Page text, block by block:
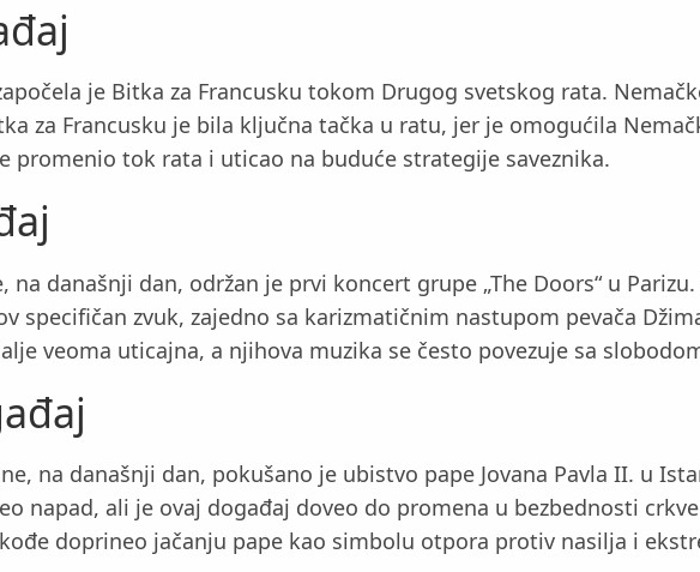
je Bitka za Francusku tokom Drugog svetskog rata.
za Francusku je bila ključna tačka u ratu, jer je omogućila
promenio tok rata i uticao na buduće strategije saveznika.
na današnji dan, održan je prvi koncert grupe „The Doors“ u
specifičan zvuk, zajedno sa karizmatičnim nastupom pevača
veoma uticajna, a njihova muzika se često povezuje sa
na današnji dan, pokušano je ubistvo pape Jovana Pavla II. u
napad, ali je ovaj događaj doveo do promena u bezbednosti
doprineo jačanju pape kao simbolu otpora protiv nasilja i